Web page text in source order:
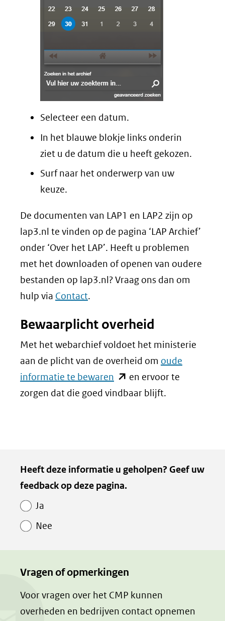
Selecteer een datum.
In het blauwe blokje links onderin
ziet u de datum die u heeft gekozen.
Surf naar het onderwerp van uw
keuze.
De documenten van LAP1 en LAP2 zijn op
lap3.nl te vinden op de pagina ‘LAP Archief’
onder ‘Over het LAP’. Heeft u problemen
met het downloaden of openen van oudere
bestanden op lap3.nl? Vraag ons dan om
hulp via Contact.
Bewaarplicht overheid
Met het webarchief voldoet het ministerie
aan de plicht van de overheid om oude
informatie te bewaren (opent
in
een
andere
en ervoor te
zorgen dat die goed vindbaar blijft.
Heeft deze informatie u geholpen? Geef uw
feedback op deze pagina.
Ja
Nee
Vragen of opmerkingen
Voor vragen over het CMP kunnen
overheden en bedrijven contact opnemen